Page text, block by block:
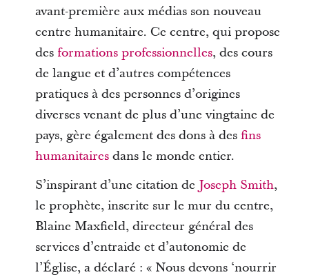
avant-première aux médias son nouveau
centre humanitaire. Ce centre, qui propose
des formations professionnelles, des cours
de langue et d’autres compétences
pratiques à des personnes d’origines
diverses venant de plus d’une vingtaine de
pays, gère également des dons à des fins
humanitaires dans le monde entier.
S’inspirant d’une citation de Joseph Smith,
le prophète, inscrite sur le mur du centre,
Blaine Maxfield, directeur général des
services d’entraide et d’autonomie de
l’Église, a déclaré : « Nous devons ‘nourrir